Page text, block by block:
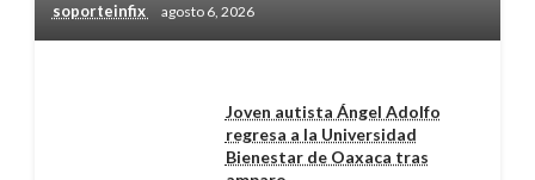
soporteinfix agosto 6, 2026
Joven autista Ángel Adolfo
regresa a la Universidad
Bienestar de Oaxaca tras